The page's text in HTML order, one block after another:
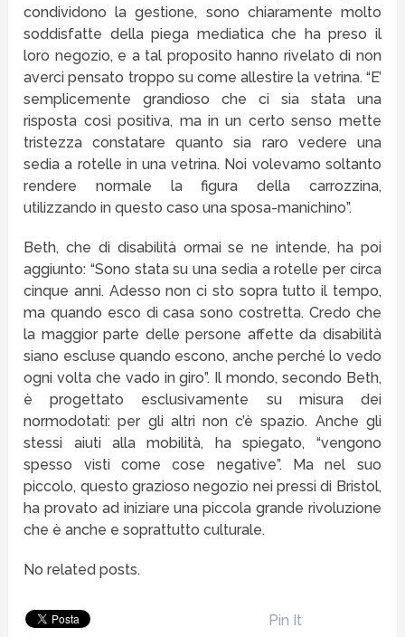
condividono la gestione, sono chiaramente molto
soddisfatte della piega mediatica che ha preso il
loro negozio, e a tal proposito hanno rivelato di non
averci pensato troppo su come allestire la vetrina. “E’
semplicemente grandioso che ci sia stata una
risposta così positiva, ma in un certo senso mette
tristezza constatare quanto sia raro vedere una
sedia a rotelle in una vetrina. Noi volevamo soltanto
rendere normale la figura della carrozzina,
utilizzando in questo caso una sposa-manichino”.
Beth, che di disabilità ormai se ne intende, ha poi
aggiunto: “Sono stata su una sedia a rotelle per circa
cinque anni. Adesso non ci sto sopra tutto il tempo,
ma quando esco di casa sono costretta. Credo che
la maggior parte delle persone affette da disabilità
siano escluse quando escono, anche perché lo vedo
ogni volta che vado in giro”. Il mondo, secondo Beth,
è progettato esclusivamente su misura dei
normodotati: per gli altri non c’è spazio. Anche gli
stessi aiuti alla mobilità, ha spiegato, “vengono
spesso visti come cose negative”. Ma nel suo
piccolo, questo grazioso negozio nei pressi di Bristol,
ha provato ad iniziare una piccola grande rivoluzione
che è anche e soprattutto culturale.
No related posts.
Pin It